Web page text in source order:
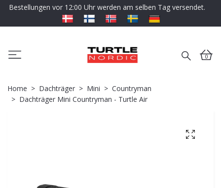
Bestellungen vor 12:00 Uhr werden am selben Tag versendet.
0
Home Dachträger Mini
Countryman
Dachträger Mini Countryman - Turtle Air